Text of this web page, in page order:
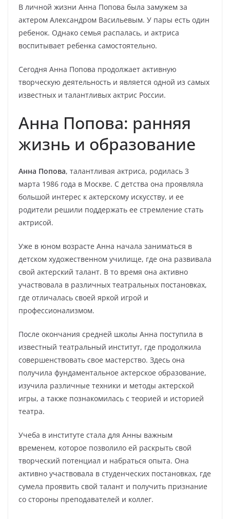
В личной жизни Анна Попова была замужем за
актером Александром Васильевым. У пары есть один
ребенок. Однако семья распалась, и актриса
воспитывает ребенка самостоятельно.
Сегодня Анна Попова продолжает активную
творческую деятельность и является одной из самых
известных и талантливых актрис России.
Анна Попова: ранняя
жизнь и образование
Анна Попова, талантливая актриса, родилась 3
марта 1986 года в Москве. С детства она проявляла
большой интерес к актерскому искусству, и ее
родители решили поддержать ее стремление стать
актрисой.
Уже в юном возрасте Анна начала заниматься в
детском художественном училище, где она развивала
свой актерский талант. В то время она активно
участвовала в различных театральных постановках,
где отличалась своей яркой игрой и
профессионализмом.
После окончания средней школы Анна поступила в
известный театральный институт, где продолжила
совершенствовать свое мастерство. Здесь она
получила фундаментальное актерское образование,
изучила различные техники и методы актерской
игры, а также познакомилась с теорией и историей
театра.
Учеба в институте стала для Анны важным
временем, которое позволило ей раскрыть свой
творческий потенциал и набраться опыта. Она
активно участвовала в студенческих постановках, где
сумела проявить свой талант и получить признание
со стороны преподавателей и коллег.